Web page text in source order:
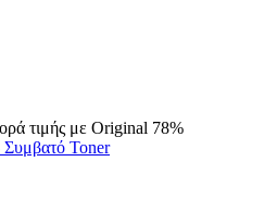
τιμής με Original 78%
Toner